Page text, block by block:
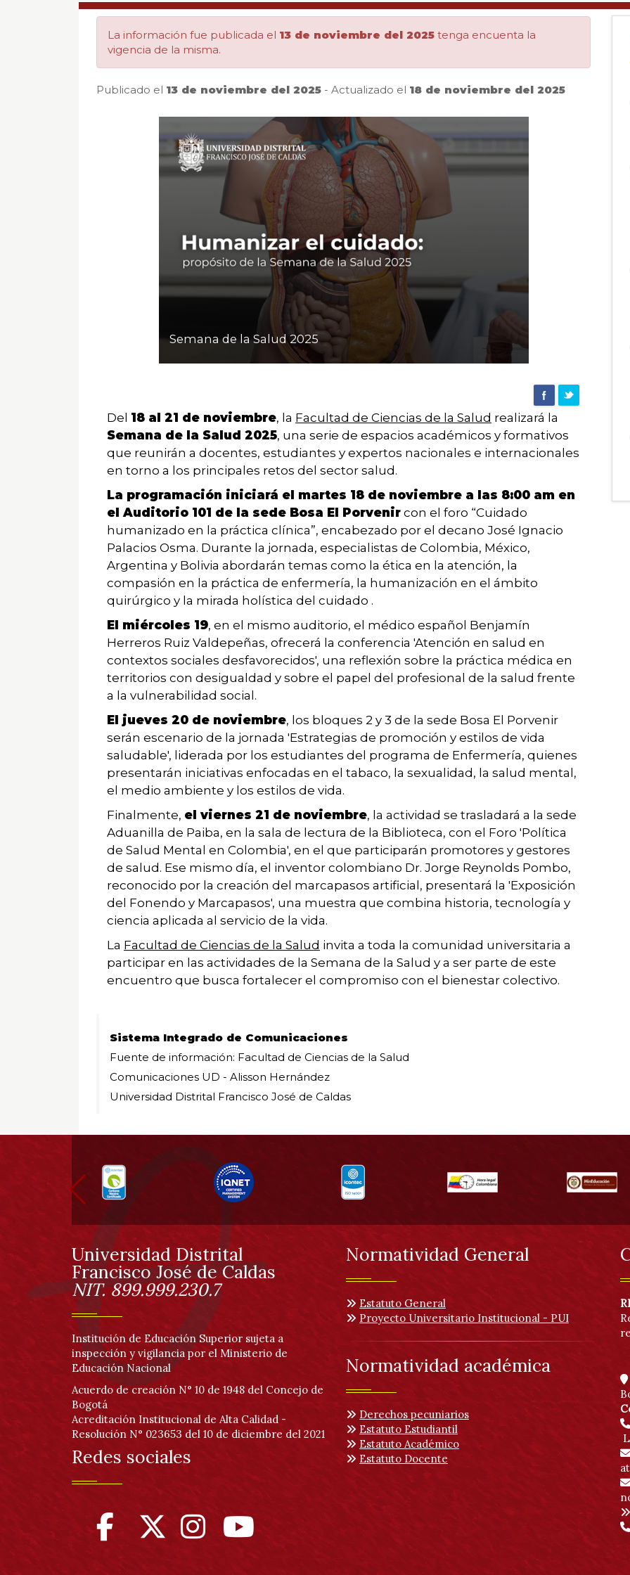
Salud
La información fue publicada el 13 de noviembre del 2025 tenga encuenta la
vigencia de la misma.
Publicado el 13 de noviembre del 2025 - Actualizado el 18 de noviembre del 2025
Semana de la Salud 2025
Del 18 al 21 de noviembre, la Facultad de Ciencias de la Salud realizará la
Semana de la Salud 2025, una serie de espacios académicos y formativos
que reunirán a docentes, estudiantes y expertos nacionales e internacionales
en torno a los principales retos del sector salud.
La programación iniciará el martes 18 de noviembre a las 8:00 am en
el Auditorio 101 de la sede Bosa El Porvenir con el foro “Cuidado
humanizado en la práctica clínica”, encabezado por el decano José Ignacio
Palacios Osma. Durante la jornada, especialistas de Colombia, México,
Argentina y Bolivia abordarán temas como la ética en la atención, la
compasión en la práctica de enfermería, la humanización en el ámbito
quirúrgico y la mirada holística del cuidado .
El miércoles 19, en el mismo auditorio, el médico español Benjamín
Herreros Ruiz Valdepeñas, ofrecerá la conferencia 'Atención en salud en
contextos sociales desfavorecidos', una reflexión sobre la práctica médica en
territorios con desigualdad y sobre el papel del profesional de la salud frente
a la vulnerabilidad social.
El jueves 20 de noviembre, los bloques 2 y 3 de la sede Bosa El Porvenir
serán escenario de la jornada 'Estrategias de promoción y estilos de vida
saludable', liderada por los estudiantes del programa de Enfermería, quienes
presentarán iniciativas enfocadas en el tabaco, la sexualidad, la salud mental,
el medio ambiente y los estilos de vida.
Finalmente, el viernes 21 de noviembre, la actividad se trasladará a la sede
Aduanilla de Paiba, en la sala de lectura de la Biblioteca, con el Foro 'Política
de Salud Mental en Colombia', en el que participarán promotores y gestores
de salud. Ese mismo día, el inventor colombiano Dr. Jorge Reynolds Pombo,
reconocido por la creación del marcapasos artificial, presentará la 'Exposición
del Fonendo y Marcapasos', una muestra que combina historia, tecnología y
ciencia aplicada al servicio de la vida.
La Facultad de Ciencias de la Salud invita a toda la comunidad universitaria a
participar en las actividades de la Semana de la Salud y a ser parte de este
encuentro que busca fortalecer el compromiso con el bienestar colectivo.
Sistema Integrado de Comunicaciones
Fuente de información: Facultad de Ciencias de la Salud
Comunicaciones UD - Alisson Hernández
Universidad Distrital Francisco José de Caldas
Información
pie
de
páginaInformación
Universidad Distrital
Francisco José de Caldas
NIT. 899.999.230.7
Institución de Educación Superior sujeta a
inspección y vigilancia por el Ministerio de
Educación Nacional
Acuerdo de creación N° 10 de 1948 del Concejo de
Bogotá
Acreditación Institucional de Alta Calidad -
Resolución N° 023653 del 10 de diciembre del 2021
Redes sociales
Normatividad General
Estatuto General
Proyecto Universitario Institucional - PUI
Normatividad académica
Derechos pecuniarios
Estatuto Estudiantil
Estatuto Académico
Estatuto Docente